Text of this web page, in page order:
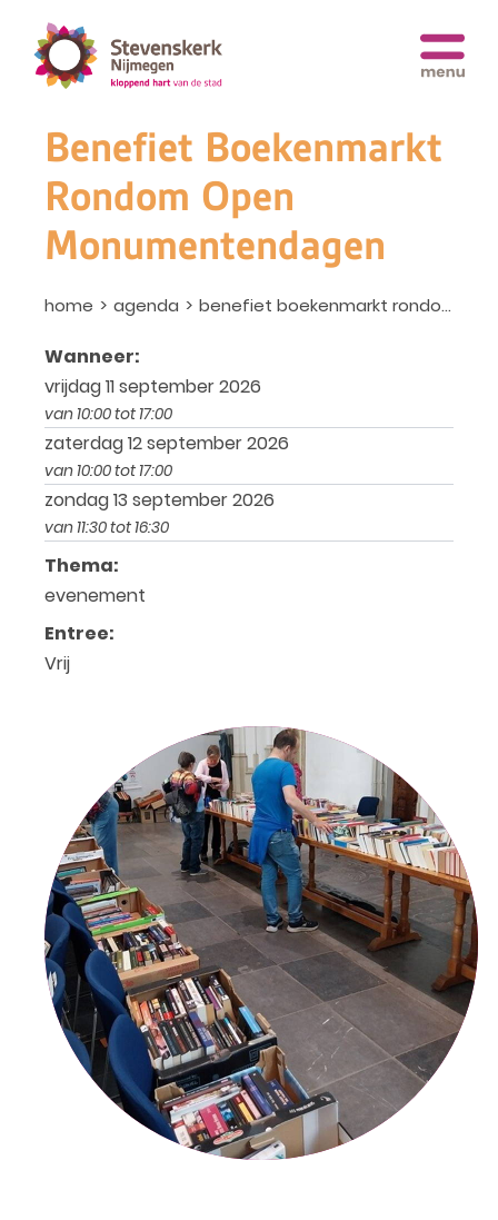
Benefiet Boekenmarkt
Rondom Open
Monumentendagen
home agenda benefiet boekenmarkt rondom open monumentendagen
Wanneer:
vrijdag 11 september 2026
van 10:00 tot 17:00
zaterdag 12 september 2026
van 10:00 tot 17:00
zondag 13 september 2026
van 11:30 tot 16:30
Thema:
evenement
Entree:
Vrij